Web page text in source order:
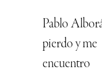
Pablo
pierdo y me
encuentro